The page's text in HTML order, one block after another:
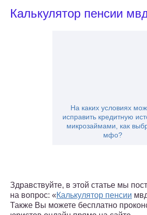
Калькулятор пенсии
На каких условиях
исправить кредитную
микрозаймами, как
мфо?
Здравствуйте, в этой статье мы
на вопрос: «Калькулятор пенсии
Также Вы можете бесплатно